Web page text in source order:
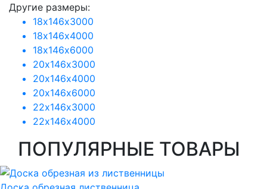
Другие размеры:
18х146х3000
18х146х4000
18х146х6000
20х146х3000
20х146х4000
20х146х6000
22х146х3000
22х146х4000
ПОПУЛЯРНЫЕ ТОВАРЫ